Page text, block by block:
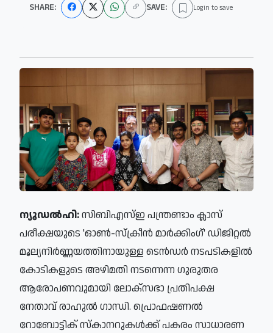
SHARE: SAVE: Login to save
ന്യൂഡല്‍ഹി:സിബിഎസ്ഇ പന്ത്രണ്ടാം ക്ലാസ്
പരീക്ഷയുടെ 'ഓണ്‍-സ്‌ക്രീന്‍ മാര്‍ക്കിംഗ്' ഡിജിറ്റല്‍
മൂല്യനിര്‍ണ്ണയത്തിനായുള്ള ടെന്‍ഡര്‍ നടപടികളില്‍
കോടികളുടെ അഴിമതി നടന്നെന്ന ഗുരുതര
ആരോപണവുമായി ലോക്‌സഭാ പ്രതിപക്ഷ
നേതാവ് രാഹുല്‍ ഗാന്ധി. പ്രൊഫഷണല്‍
റോബോട്ടിക് സ്‌കാനറുകള്‍ക്ക് പകരം സാധാരണ